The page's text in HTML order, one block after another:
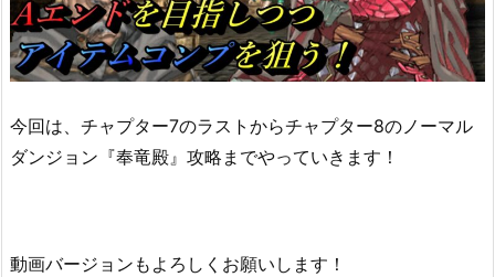
今回は、チャプター7のラストからチャプター8のノーマル
ダンジョン『奉竜殿』攻略までやっていきます！
動画バージョンもよろしくお願いします！